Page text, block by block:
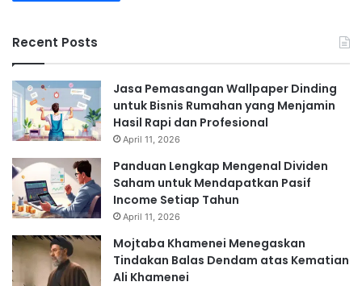
Recent Posts
Jasa Pemasangan Wallpaper Dinding
untuk Bisnis Rumahan yang Menjamin
Hasil Rapi dan Profesional
April 11, 2026
Panduan Lengkap Mengenal Dividen
Saham untuk Mendapatkan Pasif
Income Setiap Tahun
April 11, 2026
Mojtaba Khamenei Menegaskan
Tindakan Balas Dendam atas Kematian
Ali Khamenei